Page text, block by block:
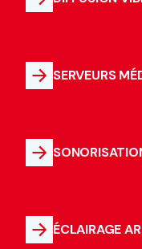
SERVEURS
ÉCLAIRAGE